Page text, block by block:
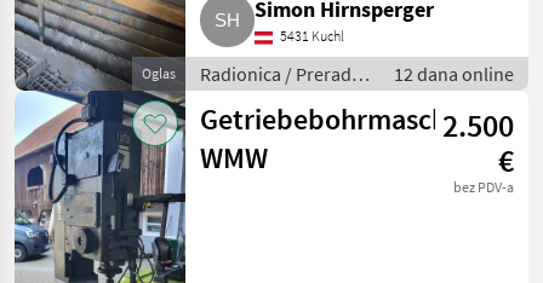
Oglas
Simon Hirnsperger
5431 Kuchl
Radionica / Prerada
metala
12 dana online
Getriebebohrmaschine
WMW
2.500
€
bez PDV-a